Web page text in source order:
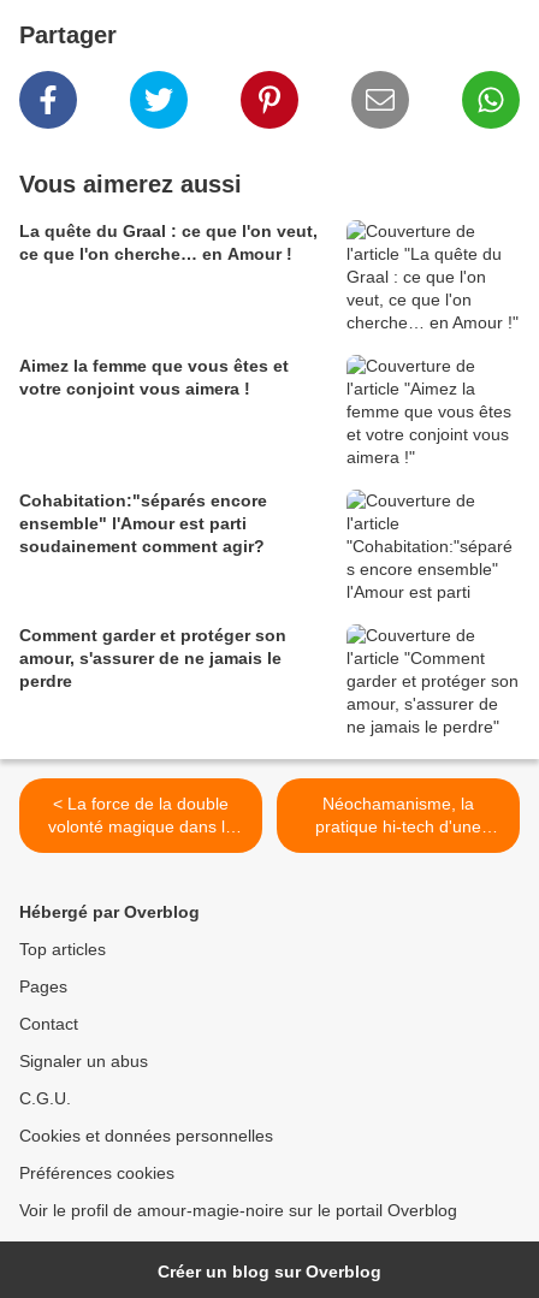
Partager
Vous aimerez aussi
La quête du Graal : ce que l'on veut,
ce que l'on cherche… en Amour !
Aimez la femme que vous êtes et
votre conjoint vous aimera !
Cohabitation:"séparés encore
ensemble" l'Amour est parti
soudainement comment agir?
Comment garder et protéger son
amour, s'assurer de ne jamais le
perdre
< La force de la double
volonté magique dans le
rituel d'amour
Néochamanisme, la
pratique hi-tech d'une
magie ancestrale revisitée >
Hébergé par Overblog
Top articles
Pages
Contact
Signaler un abus
C.G.U.
Cookies et données personnelles
Préférences cookies
Voir le profil de amour-magie-noire sur le portail Overblog
Créer un blog sur Overblog